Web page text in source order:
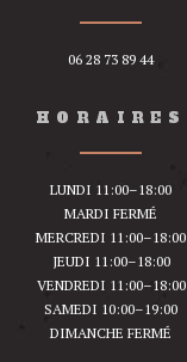
06 28 73 89 44
HORAIRES
LUNDI 11:00–18:00
MARDI FERMÉ
MERCREDI 11:00–18:00
JEUDI 11:00–18:00
VENDREDI 11:00–18:00
SAMEDI 10:00–19:00
DIMANCHE FERMÉ